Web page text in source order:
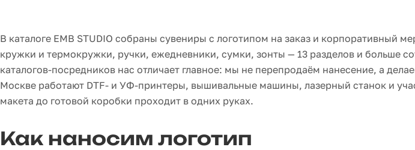
В каталоге EMB STUDIO собраны сувениры с логотипом на заказ и корпоративный
кружки и термокружки, ручки, ежедневники, сумки, зонты — 13 разделов и больше
каталогов-посредников нас отличает главное: мы не перепродаём нанесение, а
Москве работают DTF- и УФ-принтеры, вышивальные машины, лазерный станок и
макета до готовой коробки проходит в одних руках.
Как наносим логотип